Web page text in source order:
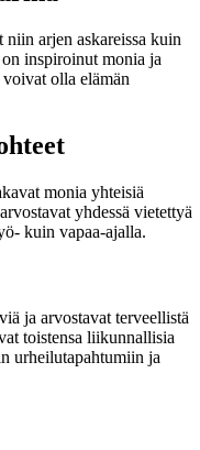
arjen askareissa kuin
inspiroinut monia ja
olla elämän
monia yhteisiä
yhdessä vietettyä
kuin vapaa-ajalla.
ja arvostavat terveellistä
toistensa liikunnallisia
urheilutapahtumiin ja